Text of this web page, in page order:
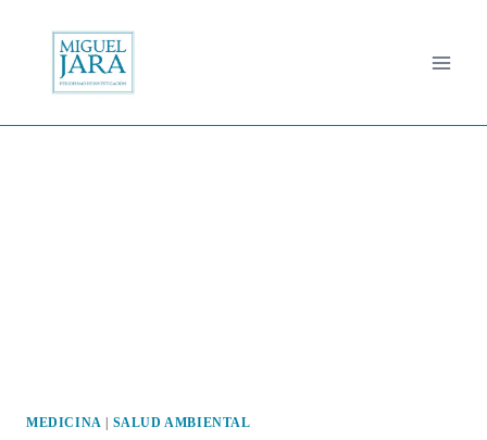
contenido
MEDICINA SALUD AMBIENTAL